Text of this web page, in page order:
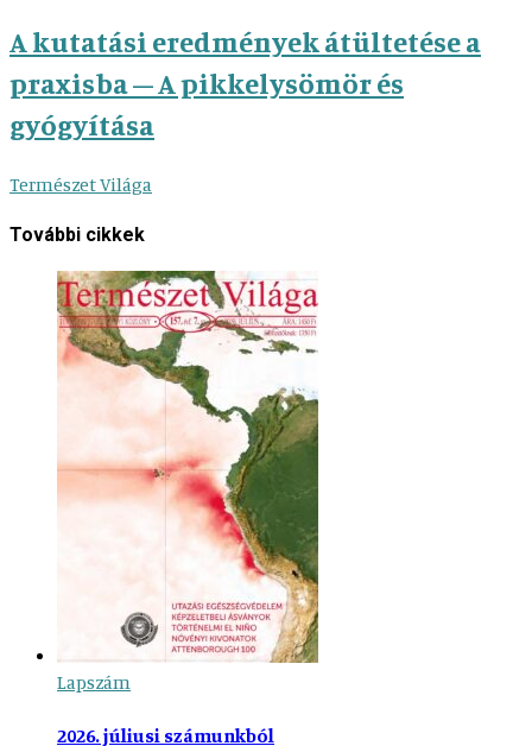
A kutatási eredmények átültetése a
praxisba – A pikkelysömör és
gyógyítása
Természet Világa
További cikkek
Lapszám
2026. júliusi számunkból